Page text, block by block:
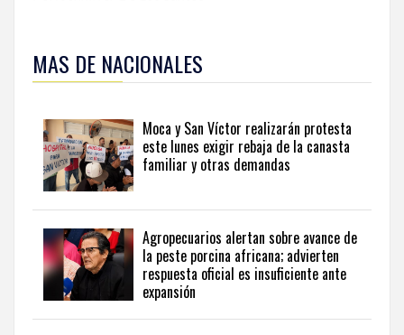
esta
información
seguir
actualidad
del
país
desde
una
perspectiva
internacional,
visite
the
latest
MAS DE NACIONALES
Moca y San Víctor realizarán protesta
este lunes exigir rebaja de la canasta
familiar y otras demandas
Agropecuarios alertan sobre avance de
la peste porcina africana; advierten
respuesta oficial es insuficiente ante
expansión